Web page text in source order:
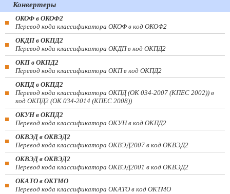
Конвертеры
ОКОФ в ОКОФ2
Перевод кода классификатора ОКОФ в код ОКОФ2
ОКДП в ОКПД2
Перевод кода классификатора ОКДП в код ОКПД2
ОКП в ОКПД2
Перевод кода классификатора ОКП в код ОКПД2
ОКПД в ОКПД2
Перевод кода классификатора ОКПД (ОК 034-2007 (КПЕС 2002)) в
код ОКПД2 (ОК 034-2014 (КПЕС 2008))
ОКУН в ОКПД2
Перевод кода классификатора ОКУН в код ОКПД2
ОКВЭД в ОКВЭД2
Перевод кода классификатора ОКВЭД2007 в код ОКВЭД2
ОКВЭД в ОКВЭД2
Перевод кода классификатора ОКВЭД2001 в код ОКВЭД2
ОКАТО в ОКТМО
Перевод кода классификатора ОКАТО в код ОКТМО